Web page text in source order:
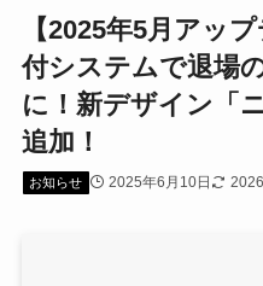
【2025年5月アッ
付システムで退場
に！新デザイン「
追加！
お知らせ 2025年6月10日